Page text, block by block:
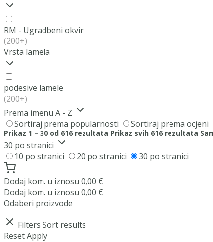
RM - Ugradbeni okvir
(200+)
Vrsta lamela
podesive lamele
(200+)
Prema imenu A - Z
Sortiraj prema popularnosti
Sortiraj prema ocjeni
Prikaz 1 – 30 od 616 rezultata Prikaz svih 616 rezultata
30 po stranici
10 po stranici
20 po stranici 30 po stranici
Dodaj kom. u iznosu 0,00 €
Dodaj kom. u iznosu 0,00 €
Odaberi proizvode
Filters Sort results
ResetApply